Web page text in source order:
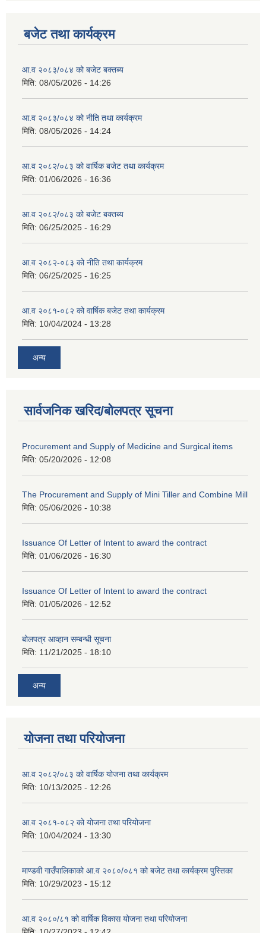
बजेट तथा कार्यक्रम
आ.व २०८३/०८४ को बजेट बक्तब्य
मिति: 08/05/2026 - 14:26
आ.व २०८३/०८४ को नीति तथा कार्यक्रम
मिति: 08/05/2026 - 14:24
आ.व २०८२/०८३ को वार्षिक बजेट तथा कार्यक्रम
मिति: 01/06/2026 - 16:36
आ.व २०८२/०८३ को बजेट बक्तब्य
मिति: 06/25/2025 - 16:29
आ.व २०८२-०८३ को नीति तथा कार्यक्रम
मिति: 06/25/2025 - 16:25
आ.व २०८१-०८२ को वार्षिक बजेट तथा कार्यक्रम
मिति: 10/04/2024 - 13:28
अन्य
सार्वजनिक खरिद/बोलपत्र सूचना
Procurement and Supply of Medicine and Surgical items
मिति: 05/20/2026 - 12:08
The Procurement and Supply of Mini Tiller and Combine Mill
मिति: 05/06/2026 - 10:38
Issuance Of Letter of Intent to award the contract
मिति: 01/06/2026 - 16:30
Issuance Of Letter of Intent to award the contract
मिति: 01/05/2026 - 12:52
बोलपत्र आव्हान सम्बन्धी सूचना
मिति: 11/21/2025 - 18:10
अन्य
योजना तथा परियोजना
आ.व २०८२/०८३ को वार्षिक योजना तथा कार्यक्रम
मिति: 10/13/2025 - 12:26
आ.व २०८१-०८२ को योजना तथा परियोजना
मिति: 10/04/2024 - 13:30
माण्डवी गाउँपालिकाको आ.व २०८०/०८१ को बजेट तथा कार्यक्रम पुस्तिका
मिति: 10/29/2023 - 15:12
आ.व २०८०/८१ को वार्षिक विकास योजना तथा परियोजना